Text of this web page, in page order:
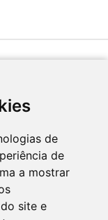
de
de
a mostrar
site e